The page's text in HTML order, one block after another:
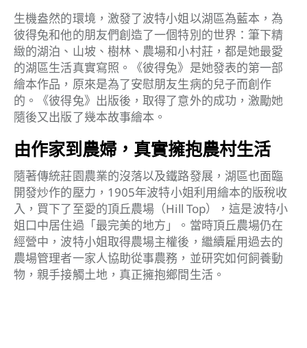
生機盎然的環境，激發了波特小姐以湖區為藍本，為
彼得兔和他的朋友們創造了一個特別的世界：筆下精
緻的湖泊、山坡、樹林、農場和小村莊，都是她最愛
的湖區生活真實寫照。《彼得兔》是她發表的第一部
繪本作品，原來是為了安慰朋友生病的兒子而創作
的。《彼得兔》出版後，取得了意外的成功，激勵她
隨後又出版了幾本故事繪本。
由作家到農婦，真實擁抱農村生活
隨著傳統莊園農業的沒落以及鐵路發展，湖區也面臨
開發炒作的壓力，1905年波特小姐利用繪本的版稅收
入，買下了至愛的頂丘農場（Hill Top），這是波特小
姐口中居住過「最完美的地方」。當時頂丘農場仍在
經營中，波特小姐取得農場主權後，繼續雇用過去的
農場管理者一家人協助從事農務，並研究如何飼養動
物，親手接觸土地，真正擁抱鄉間生活。